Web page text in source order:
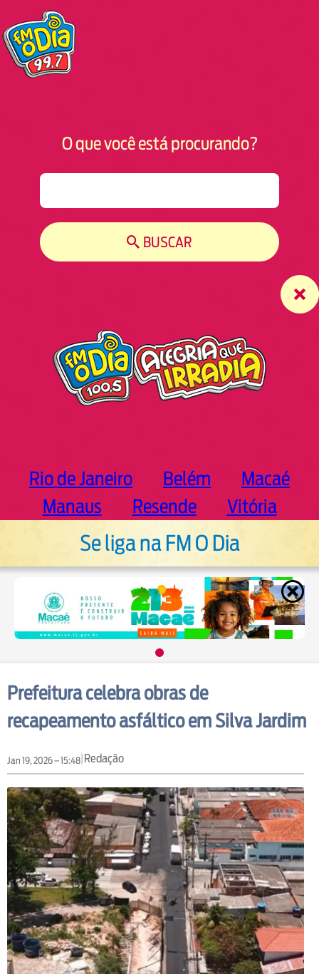
O que você está procurando?
BUSCAR
Rio de Janeiro Belém
Macaé
Manaus
Resende Vitória
Se liga na FM O Dia
Prefeitura celebra obras de
recapeamento asfáltico em Silva Jardim
Jan 19, 2026 – 15:48|Redação